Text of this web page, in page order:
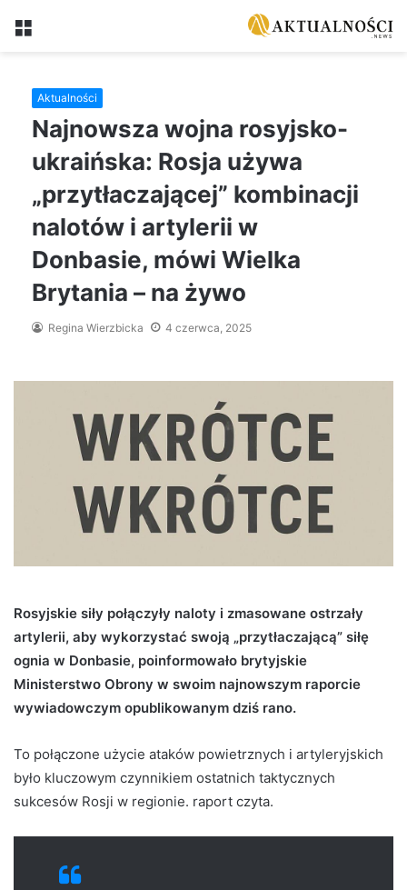
Menu
Aktualności
Najnowsza wojna rosyjsko-
ukraińska: Rosja używa
„przytłaczającej” kombinacji
nalotów i artylerii w
Donbasie, mówi Wielka
Brytania – na żywo
Regina Wierzbicka 4 czerwca, 2025
Rosyjskie siły połączyły naloty i zmasowane ostrzały
artylerii, aby wykorzystać swoją „przytłaczającą” siłę
ognia w Donbasie, poinformowało brytyjskie
Ministerstwo Obrony w swoim najnowszym raporcie
wywiadowczym opublikowanym dziś rano.
To połączone użycie ataków powietrznych i artyleryjskich
było kluczowym czynnikiem ostatnich taktycznych
sukcesów Rosji w regionie. raport czyta.